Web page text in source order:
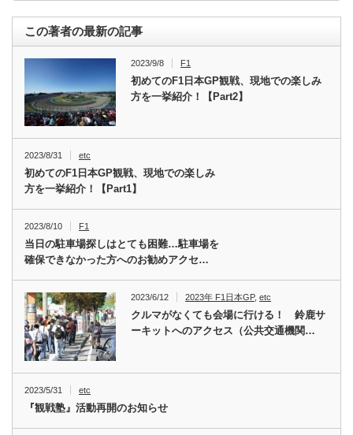
この著者の最新の記事
2023/9/8 F1
初めてのF1日本GP観戦、現地での楽しみ
方を一挙紹介！【Part2】
2023/8/31 etc
初めてのF1日本GP観戦、現地での楽しみ
方を一挙紹介！【Part1】
2023/8/10 F1
当日の駐車場探しはとても困難…駐車場を
確保できなかった方へのお勧めアクセ…
2023/6/12 2023年 F1日本GP,etc
クルマがなくても会場に行ける！ 鈴鹿サ
ーキットへのアクセス（公共交通機関…
2023/5/31 etc
『観戦塾』活動再開のお知らせ